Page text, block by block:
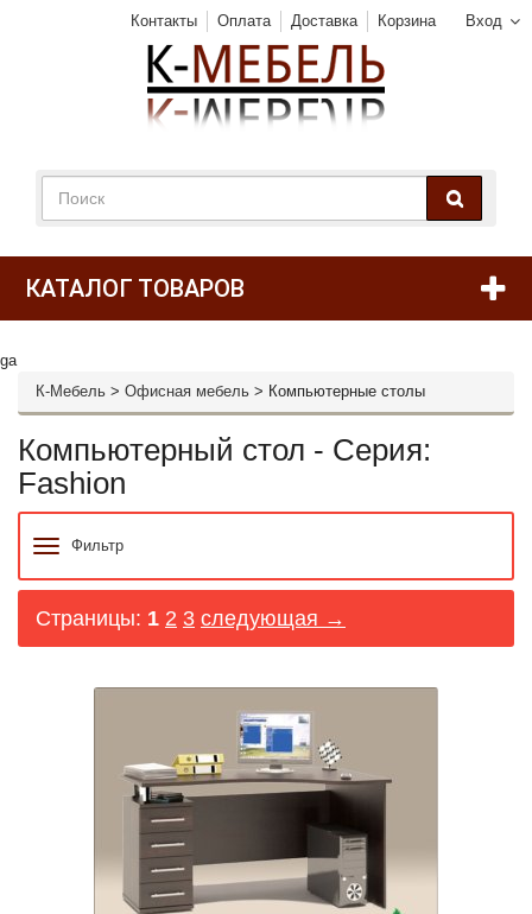
Вход
Контакты Оплата Доставка Корзина
КАТАЛОГ ТОВАРОВ
ga
К-Мебель > Офисная мебель > Компьютерные столы
Компьютерный стол - Серия:
Fashion
Фильтр
Страницы: 1 2 3 следующая →